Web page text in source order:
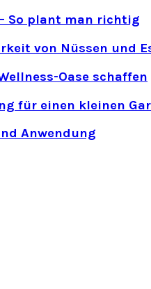
So plant man richtig
von Nüssen und
Oase schaffen
für einen kleinen
Anwendung